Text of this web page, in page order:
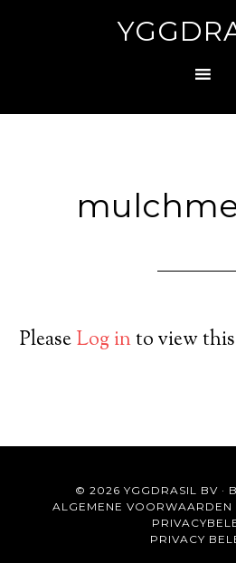
PleaseLog into view
© 2026 YGGDRASIL BV ·
ALGEMENE VOORWAARDEN
PRIVACY